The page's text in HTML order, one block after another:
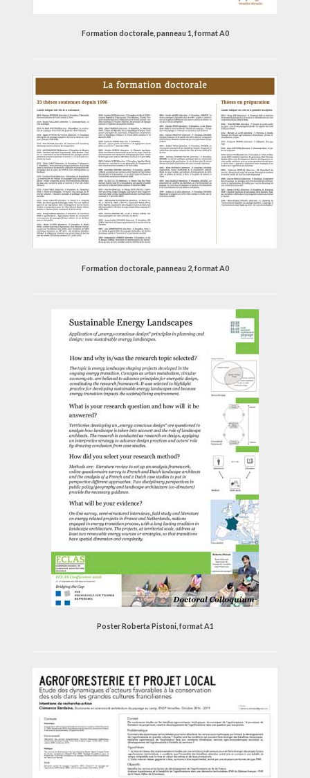
Formation doctorale, panneau 1, format A0
Formation doctorale, panneau 2, format A0
Poster Roberta Pistoni, format A1